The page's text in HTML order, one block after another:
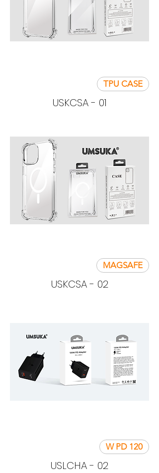
TPU CASE
USKCSA - 01
MAGSAFE
USKCSA - 02
120 W PD
USLCHA - 02